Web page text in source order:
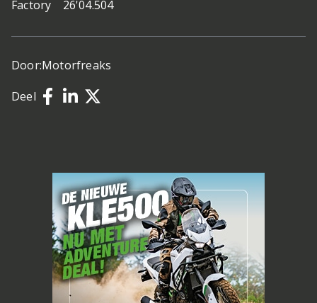
Factory 26'04.504
Door:Motorfreaks
Deel